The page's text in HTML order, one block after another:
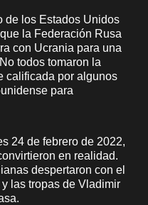
de los Estados Unidos
la Federación Rusa
con Ucrania para una
todos tomaron la
calificada por algunos
para
24 de febrero de 2022,
en realidad.
despertaron con el
las tropas de Vladimir